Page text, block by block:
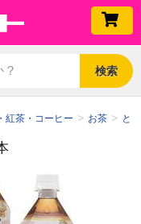
検索
紅茶・コーヒー お茶 と